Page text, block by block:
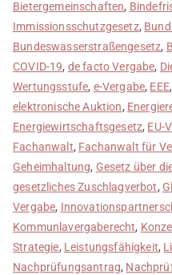
Bietergemeinschaften,
Immissionsschutzgesetz,
Bundeswasserstraßengesetz,
COVID-19, de facto Vergabe,
Wertungsstufe, e-Vergabe, EEE,
elektronische Auktion,
Energiewirtschaftsgesetz, EU-
Fachanwalt, Fachanwalt für
Geheimhaltung, Gesetz über
gesetzliches Zuschlagverbot,
Vergabe,
Kommunlavergaberecht,
Strategie, Leistungsfähigkeit,
Nachprüfungsantrag,